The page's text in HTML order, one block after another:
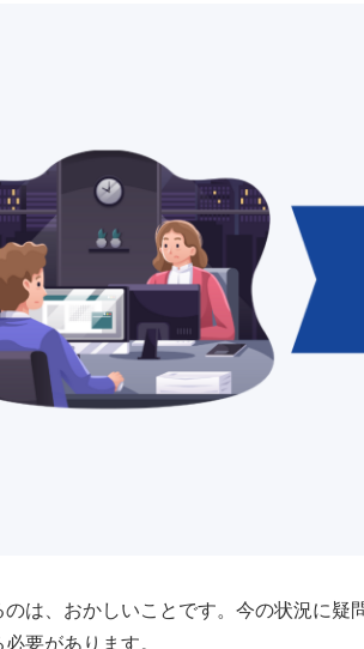
のは、おかしいことです。今の状況に疑
要があります。